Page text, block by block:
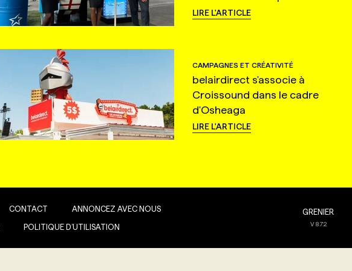
LIRE L'ARTICLE
CAMPAGNES ET CRÉATIVITÉ
belairdirect s'associe à
Croissound dans le cadre
d'Osheaga
LIRE L'ARTICLE
CONTACT ANNONCEZ AVEC NOUS
POLITIQUE D’UTILISATION
GRENIER
V8.7.2